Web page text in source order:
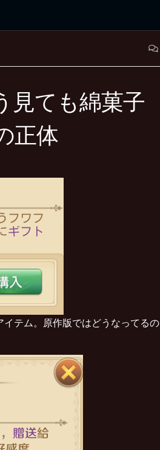
見ても綿菓子
正体
テム。原作版ではどうなってるの